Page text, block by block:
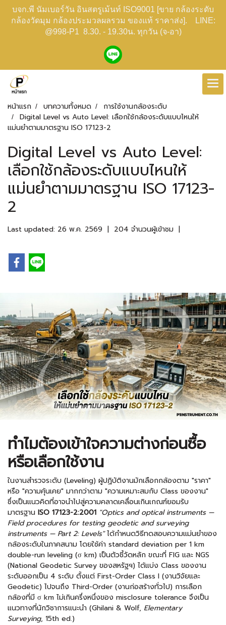
บจก.พี นัมเบอร์วัน อินสตรูเม้นท์ ISO9001 [ขาย กล้องระดับ
กล้องวัดมุม กล้องประมวลผลรวม ของแท้ ราคาส่ง]. LINE:
@998-P1 8.30. - 19.30น. ทุกวัน (จ-อา)
หน้าแรก บทความทั้งหมด
การใช้งานกล้องระดับ
Digital Level vs Auto Level: เลือกใช้กล้องระดับแบบไหนให้
แม่นยำตามมาตรฐาน ISO 17123-2
Digital Level vs Auto Level:
เลือกใช้กล้องระดับแบบไหนให้
แม่นยำตามมาตรฐาน ISO 17123-
2
Last updated: 26 พ.ค. 2569 | 204 จำนวนผู้เข้าชม |
ทำไมต้องเข้าใจความต่างก่อนซื้อ
หรือเลือกใช้งาน
ในงานสำรวจระดับ (Leveling) ผู้ปฏิบัติงานมักเลือกกล้องตาม "ราคา"
หรือ "ความคุ้นเคย" มากกว่าตาม "ความเหมาะสมกับ Class ของงาน"
ซึ่งเป็นแนวคิดที่อาจนำไปสู่ความคลาดเคลื่อนเกินเกณฑ์ยอมรับ
มาตรฐาน ISO 17123-2:2001 "Optics and optical instruments —
Field procedures for testing geodetic and surveying
instruments — Part 2: Levels"ได้กำหนดวิธีทดสอบความแม่นยำของ
กล้องระดับในภาคสนาม โดยใช้ค่า standard deviation per 1 km
double-run leveling (σ km) เป็นตัวชี้วัดหลัก ขณะที่ FIG และ NGS
(National Geodetic Survey ของสหรัฐฯ) ได้แบ่ง Class ของงาน
ระดับออกเป็น 4 ระดับ ตั้งแต่ First-Order Class I (งานวิจัยและ
Geodetic) ไปจนถึง Third-Order (งานก่อสร้างทั่วไป) การเลือก
กล้องที่มี σ km ไม่เกินครึ่งหนึ่งของ misclosure tolerance จึงเป็น
แนวทางที่นักวิชาการแนะนำ (Ghilani & Wolf, Elementary
Surveying, 15th ed.)